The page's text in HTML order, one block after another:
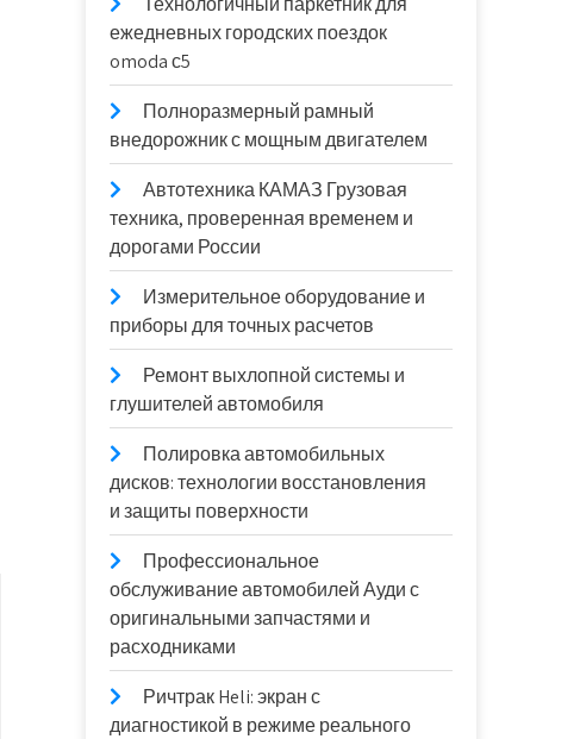
ежедневных городских поездок
omoda с5
Полноразмерный рамный
внедорожник с мощным двигателем
Автотехника КАМАЗ Грузовая
техника, проверенная временем и
дорогами России
Измерительное оборудование и
приборы для точных расчетов
Ремонт выхлопной системы и
глушителей автомобиля
Полировка автомобильных
дисков: технологии восстановления
и защиты поверхности
Профессиональное
обслуживание автомобилей Ауди с
оригинальными запчастями и
расходниками
Ричтрак Heli: экран с
диагностикой в режиме реального